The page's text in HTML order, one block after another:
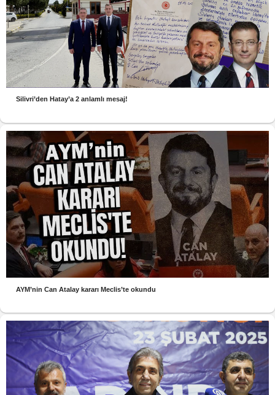
Silivri’den Hatay’a 2 anlamlı mesaj!
AYM’nin Can Atalay kararı Meclis’te okundu